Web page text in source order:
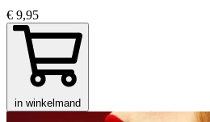
€ 9,95
in winkelmand